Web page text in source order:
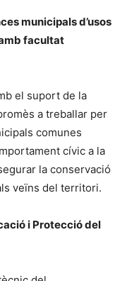
municipals d’usos
facultat
el suport de la
a treballar per
comunes
cívic a la
la conservació
veïns del territori.
i Protecció del